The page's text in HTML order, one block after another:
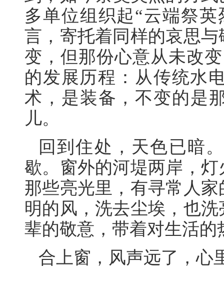
多单位组织起“云端祭
言，寄托着同样的哀思
变，但那份心意从未改
的发展历程：从传统水
术，是装备，不变的是
儿。
回到住处，天色已暗
歇。窗外的河堤两岸，
那些亮光里，有寻常人
明的风，洗去尘埃，也
辈的敬意，带着对生活
合上窗，风声远了，心